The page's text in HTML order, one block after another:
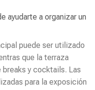
ayudarte a organizar un
puede ser utilizado
que la terraza
y cocktails. Las
para la exposición